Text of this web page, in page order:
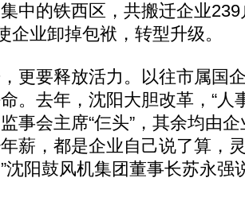
中的铁西区，共搬迁企业
企业卸掉包袱，转型升级。
要释放活力。以往市属国
。去年，沈阳大胆改革，“人
事会主席“仨头”，其余均由
薪，都是企业自己说了算，
沈阳鼓风机集团董事长苏永强